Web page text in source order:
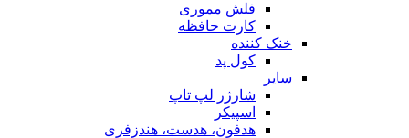
فلش مموری
کارت حافظه
خنک کننده
کول پد
سایر
شارژر لپ تاپ
اسپیکر
هدفون، هدست، هندزفری